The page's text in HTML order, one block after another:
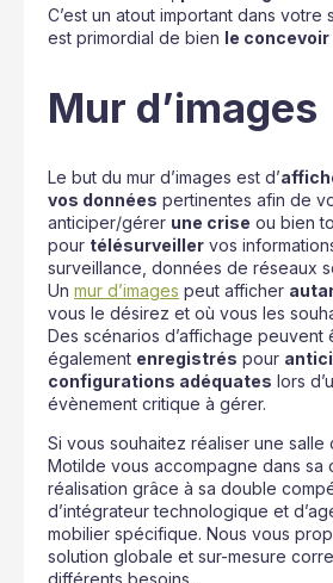
C’est un atout important dans votre
est primordial de bien le concevoir
Mur d’images
Le but du mur d’images est d’
vos données pertinentes afin de
anticiper/gérer une crise ou bien
pour télésurveiller vos
surveillance, données de réseaux
Un mur d’images peut afficher
vous le désirez et où vous les
Des scénarios d’affichage peuvent
également enregistrés pour
configurations adéquates lors
évènement critique à gérer.
Si vous souhaitez réaliser une salle
Motilde vous accompagne dans sa
réalisation grâce à sa double
d’intégrateur technologique et
mobilier spécifique. Nous vous
solution globale et sur-mesure
différents besoins.